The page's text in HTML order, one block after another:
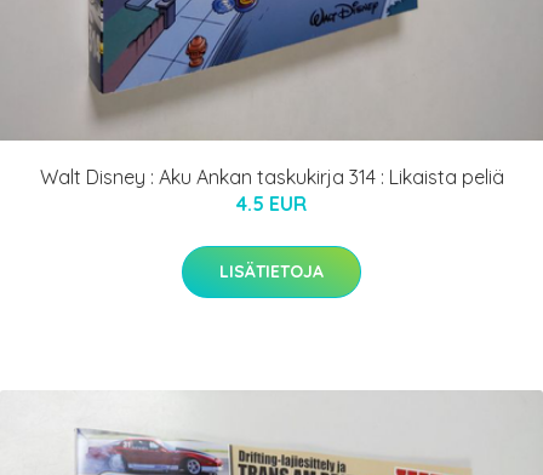
Walt Disney : Aku Ankan taskukirja 314 : Likaista peliä
4.5 EUR
LISÄTIETOJA